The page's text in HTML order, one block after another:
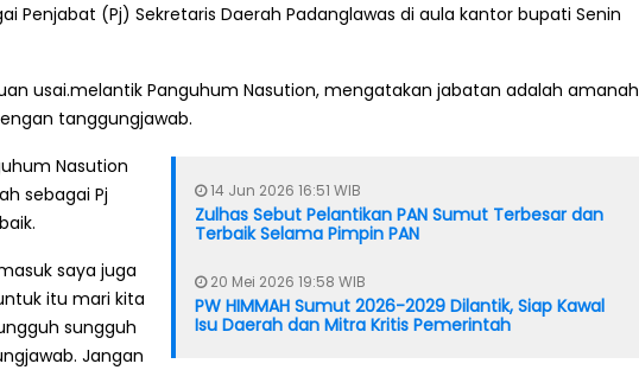
Penjabat (Pj) Sekretaris Daerah Padanglawas di aula kantor bupati Senin
usai.melantik Panguhum Nasution, mengatakan jabatan adalah amanah
tanggungjawab.
14 Jun 2026 16:51 WIB
Zulhas Sebut Pelantikan PAN Sumut Terbesar dan
Terbaik Selama Pimpin PAN
20 Mei 2026 19:58 WIB
PW HIMMAH Sumut 2026-2029 Dilantik, Siap Kawal
Isu Daerah dan Mitra Kritis Pemerintah
Nasution
sebagai Pj
saya juga
itu mari kita
sungguh
Jangan